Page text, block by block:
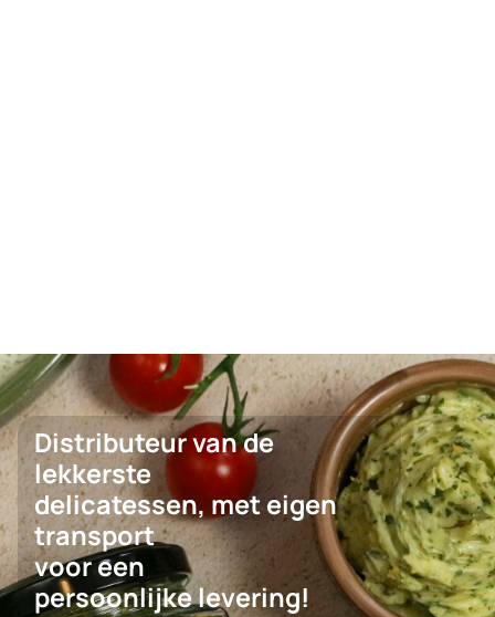
Distributeur van de
lekkerste
delicatessen, met eigen
transport
voor een
persoonlijke levering!